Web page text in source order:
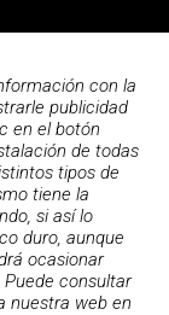
con la
publicidad
en el botón
de todas
tipos de
tiene la
si así lo
duro, aunque
ocasionar
consultar
nuestra web en